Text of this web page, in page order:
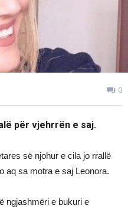
0
për vjehrrën e saj.
së njohur e cila jo rrallë
aq sa motra e saj Leonora.
ngjashmëri e bukuri e